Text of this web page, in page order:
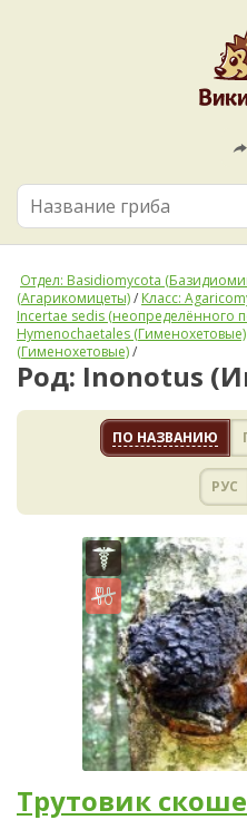
Отдел: Basidiomycota
(Агарикомицеты)/ Класс:
Incertae sedis (неопределённого
Hymenochaetales (Гименохетовые)
(Гименохетовые)/
Род: Inonotus
ПО НАЗВАНИЮ
РУС
Трутовик